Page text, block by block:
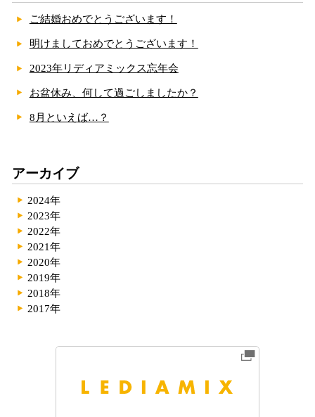
ご結婚おめでとうございます！
明けましておめでとうございます！
2023年リディアミックス忘年会
お盆休み、何して過ごしましたか？
8月といえば…？
アーカイブ
2024年
2023年
2022年
2021年
2020年
2019年
2018年
2017年